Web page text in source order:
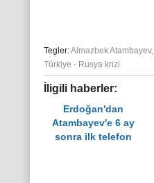
Tegler:Almazbek Atambayev,
Türkiye - Rusya krizi
İligili haberler:
Erdoğan'dan
Atambayev'e 6 ay
sonra ilk telefon